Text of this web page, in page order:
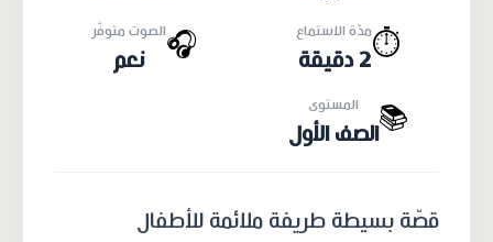
⏱️مدّة الاستماع
2 دقيقة
🎧الصوت متوفّر
نعم
📚 المستوى
الصف الأول
قصّة بسيطة طريفة ملائمة للأطفال